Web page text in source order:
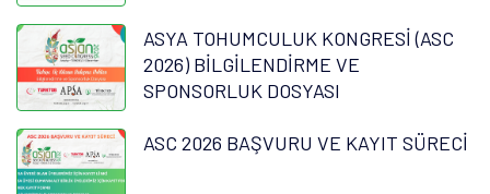
ASYA TOHUMCULUK KONGRESİ (ASC
2026) BİLGİLENDİRME VE
SPONSORLUK DOSYASI
ASC 2026 BAŞVURU VE KAYIT SÜRECİ